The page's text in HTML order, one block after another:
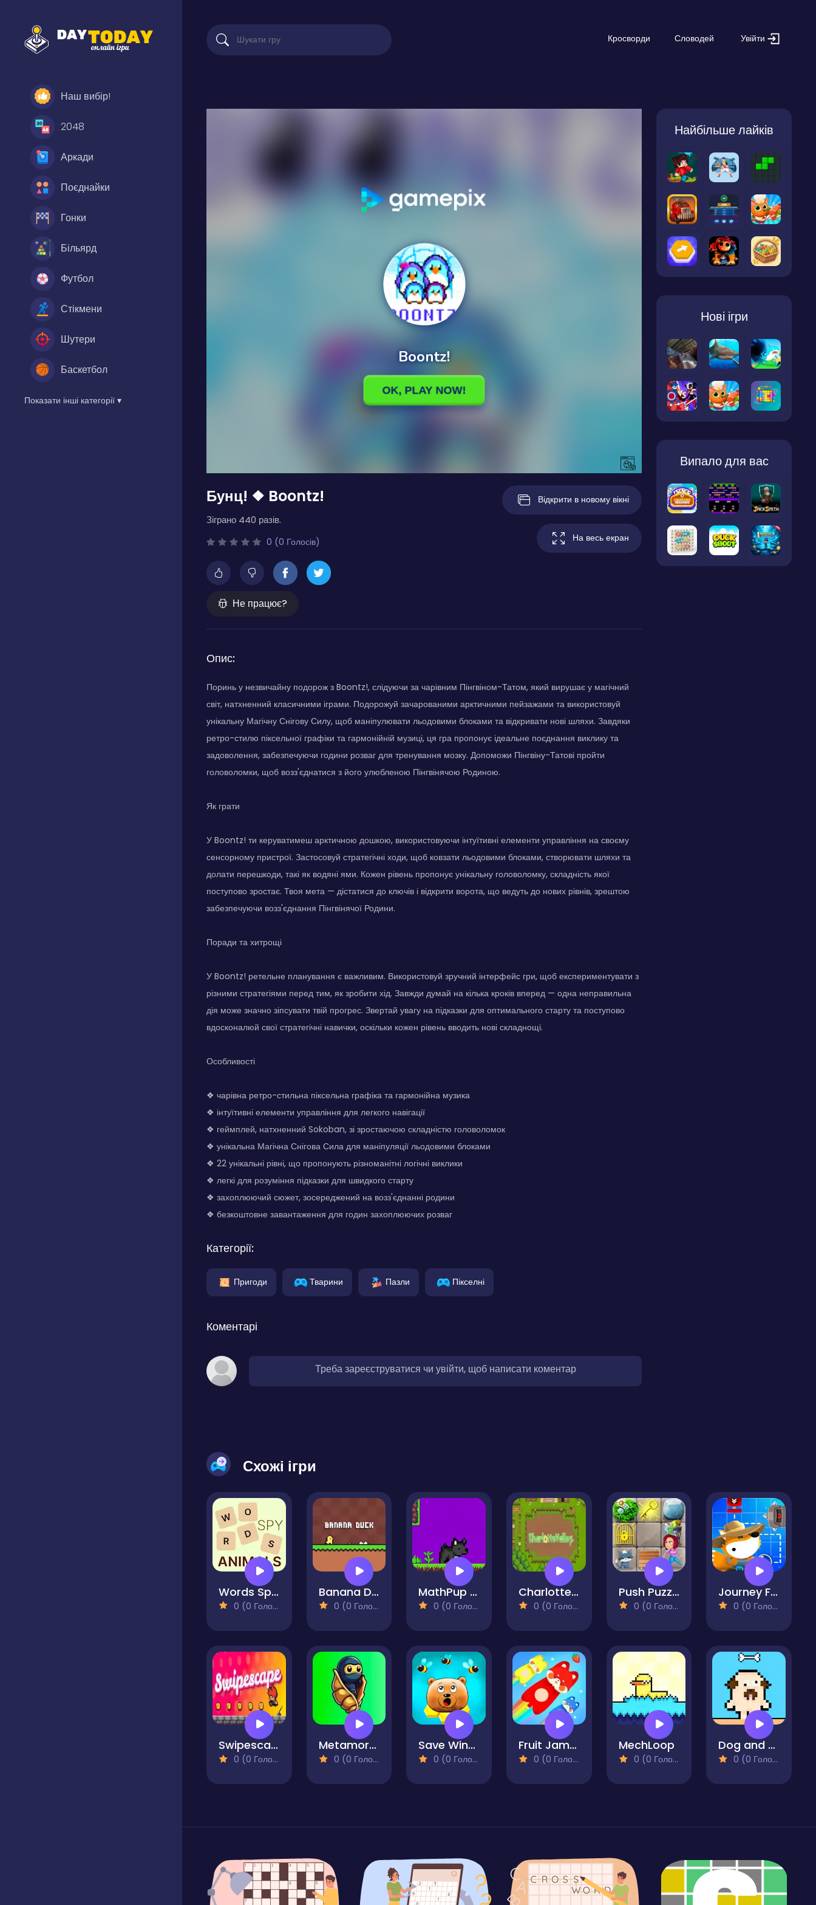
Наш вибір!
2048
Аркади
Поєднайки
Гонки
Більярд
Футбол
Стікмени
Шутери
Баскетбол
Показати інші категорії ▾
Кросворди Словодей Увійти
Бунц! ❖ Boontz!
Зіграно 440 разів.
0 (0 Голосів)
Не працює?
Відкрити в новому вікні
На весь екран
Опис:
Поринь у незвичайну подорож з Boontz!, слідуючи за чарівним Пінгвіном-Татом, який вирушає у магічний
світ, натхненний класичними іграми. Подорожуй зачарованими арктичними пейзажами та використовуй
унікальну Магічну Снігову Силу, щоб маніпулювати льодовими блоками та відкривати нові шляхи. Завдяки
ретро-стилю піксельної графіки та гармонійній музиці, ця гра пропонує ідеальне поєднання виклику та
задоволення, забезпечуючи години розваг для тренування мозку. Допоможи Пінгвіну-Татові пройти
головоломки, щоб возз'єднатися з його улюбленою Пінгвінячою Родиною.
Як грати
У Boontz! ти керуватимеш арктичною дошкою, використовуючи інтуїтивні елементи управління на своєму
сенсорному пристрої. Застосовуй стратегічні ходи, щоб ковзати льодовими блоками, створювати шляхи та
долати перешкоди, такі як водяні ями. Кожен рівень пропонує унікальну головоломку, складність якої
поступово зростає. Твоя мета — дістатися до ключів і відкрити ворота, що ведуть до нових рівнів, зрештою
забезпечуючи возз'єднання Пінгвінячої Родини.
Поради та хитрощі
У Boontz! ретельне планування є важливим. Використовуй зручний інтерфейс гри, щоб експериментувати з
різними стратегіями перед тим, як зробити хід. Завжди думай на кілька кроків вперед — одна неправильна
дія може значно зіпсувати твій прогрес. Звертай увагу на підказки для оптимального старту та поступово
вдосконалюй свої стратегічні навички, оскільки кожен рівень вводить нові складнощі.
Особливості
❖ чарівна ретро-стильна піксельна графіка та гармонійна музика
❖ інтуїтивні елементи управління для легкого навігації
❖ геймплей, натхненний Sokoban, зі зростаючою складністю головоломок
❖ унікальна Магічна Снігова Сила для маніпуляції льодовими блоками
❖ 22 унікальні рівні, що пропонують різноманітні логічні виклики
❖ легкі для розуміння підказки для швидкого старту
❖ захоплюючий сюжет, зосереджений на возз'єднанні родини
❖ безкоштовне завантаження для годин захоплюючих розваг
Категорії:
Пригоди Тварини Пазли Пікселні
Коментарі
Треба зареєструватися чи увійти, щоб написати коментар
Найбільше лайків
Нові ігри
Випало для вас
Схожі ігри
Words Spy. Animals
0 (0 Голосів)
Banana Duck
0 (0 Голосів)
MathPup Math Adventure Integers
0 (0 Голосів)
Charlotte Valley
0 (0 Голосів)
Push Puzzle Rescue Adventure
0 (0 Голосів)
Journey Fox
0 (0 Голосів)
Swipescape
0 (0 Голосів)
Metamorphosis Survivor
0 (0 Голосів)
Save Winnie
0 (0 Голосів)
Fruit Jam Master
0 (0 Голосів)
MechLoop
0 (0 Голосів)
Dog and Cat
0 (0 Голосів)